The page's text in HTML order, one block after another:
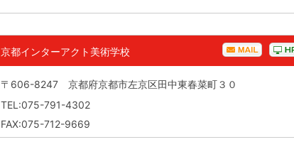
京都インターアクト美術学校
〒606-8247 京都府京都市左京区田中東春菜町３０
TEL:075-791-4302
FAX:075-712-9669